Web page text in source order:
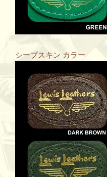
シープスキン カラー